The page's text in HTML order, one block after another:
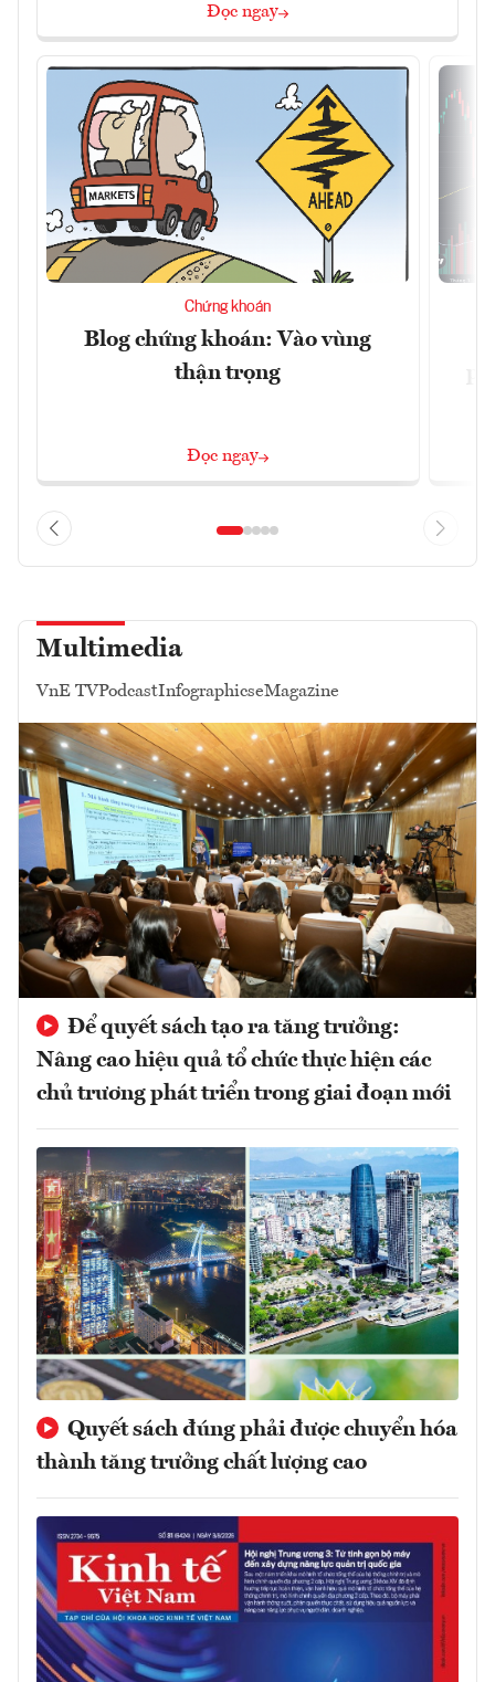
Đọc ngay
Chứng khoán
Blog chứng khoán: Vào vùng
thận trọng
Đọc ngay
Multimedia
VnE TVPodcastInfographicseMagazine
Để quyết sách tạo ra tăng trưởng:
Nâng cao hiệu quả tổ chức thực hiện các
chủ trương phát triển trong giai đoạn mới
Quyết sách đúng phải được chuyển hóa
thành tăng trưởng chất lượng cao